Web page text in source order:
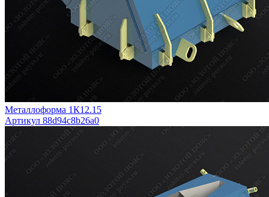
Металлоформа 1К12.15
Артикул 88d94c8b26a0